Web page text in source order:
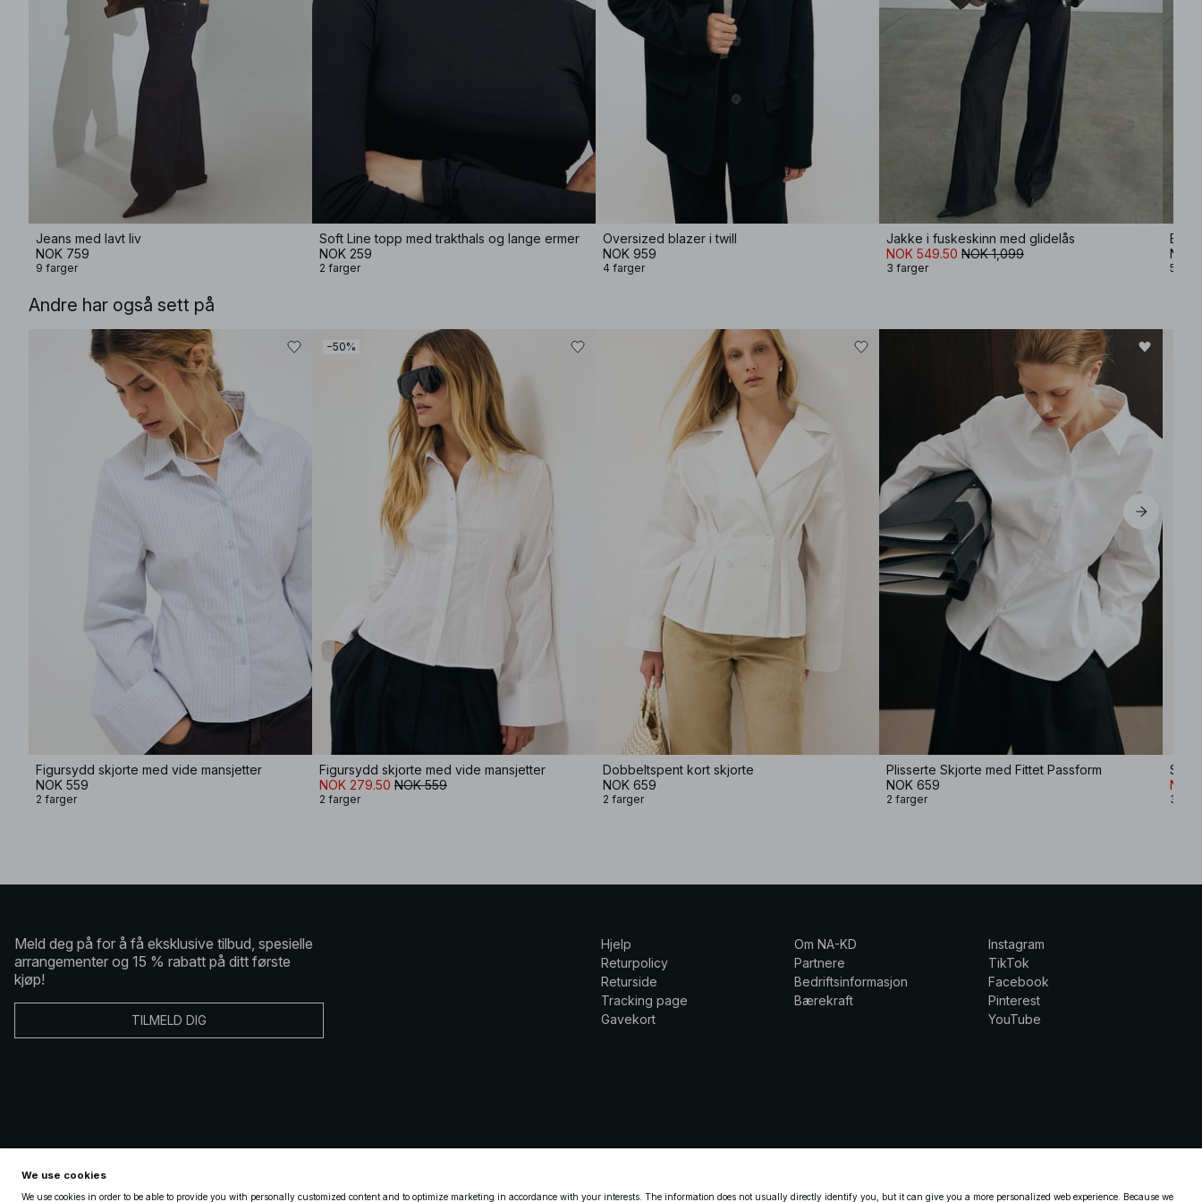
Jeans med lavt liv
NOK 759
9 farger
Soft Line topp med trakthals og lange ermer
NOK 259
2 farger
Oversized blazer i twill
NOK 959
4 farger
Jakke i fuskeskinn med glidelås
NOK 549.50 NOK 1,099
3 farger
NOK
5
Andre har også sett på
Figursydd skjorte med vide mansjetter
NOK 559
2 farger
−50%
Figursydd skjorte med vide mansjetter
NOK 279.50 NOK 559
2 farger
Dobbeltspent kort skjorte
NOK 659
2 farger
Plisserte Skjorte med Fittet Passform
NOK 659
2 farger
NOK
3
Meld deg på for å få eksklusive tilbud, spesielle
arrangementer og 15 % rabatt på ditt første
kjøp!
TILMELD DIG
Hjelp
Returpolicy
Returside
Tracking page
Gavekort
Om NA-KD
Partnere
Bedriftsinformasjon
Bærekraft
Instagram
TikTok
Facebook
Pinterest
YouTube